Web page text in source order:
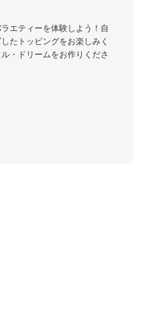
エティーを体験しよう！自
たトッピングをお楽しみく
・ドリームをお作りくださ